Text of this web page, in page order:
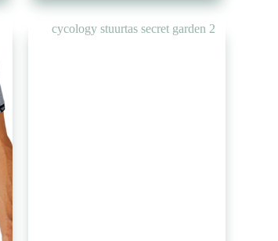
meerdere